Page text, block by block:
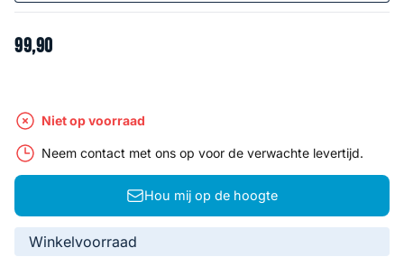
99,90
Niet op voorraad
Neem contact met ons op voor de verwachte levertijd.
Hou mij op de hoogte
Winkelvoorraad